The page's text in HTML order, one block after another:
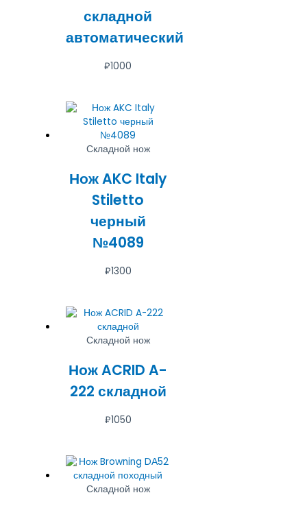
складной
автоматический
₽1000
Складной нож
Нож AKC Italy
Stiletto
черный
№4089
₽1300
Складной нож
Нож ACRID A-
222 складной
₽1050
Складной нож